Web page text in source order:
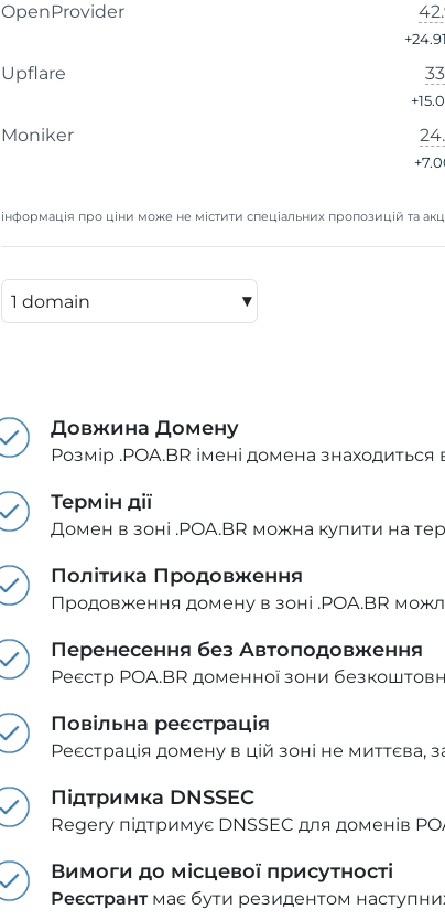
OpenProvider
+
Upflare
+
Moniker
+
інформація про ціни може не містити спеціальних пропозицій та
▾
Довжина Домену
Розмір .POA.BR імені домена знаходиться
Термін дії
Домен в зоні .POA.BR можна купити на
Політика Продовження
Продовження домену в зоні .POA.BR
Перенесення без Автоподовження
Реєстр POA.BR доменної зони
Повільна реєстрація
Реєстрація домену в цій зоні не миттєва,
Підтримка DNSSEC
Regery підтримує DNSSEC для доменів
Вимоги до місцевої присутності
Реєстрантмає бути резидентом